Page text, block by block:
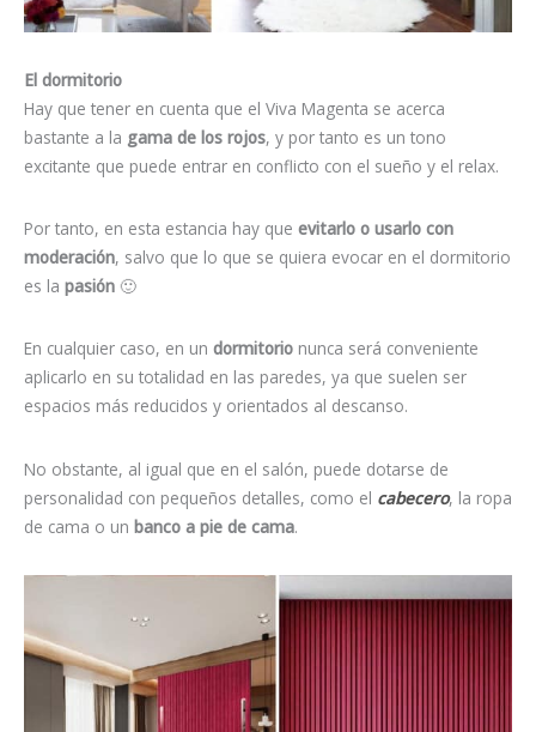
El dormitorio
Hay que tener en cuenta que el Viva Magenta se acerca
bastante a la gama de los rojos, y por tanto es un tono
excitante que puede entrar en conflicto con el sueño y el relax.
Por tanto, en esta estancia hay que evitarlo o usarlo con
moderación, salvo que lo que se quiera evocar en el dormitorio
es la pasión 🙂
En cualquier caso, en un dormitorio nunca será conveniente
aplicarlo en su totalidad en las paredes, ya que suelen ser
espacios más reducidos y orientados al descanso.
No obstante, al igual que en el salón, puede dotarse de
personalidad con pequeños detalles, como el cabecero, la ropa
de cama o un banco a pie de cama.